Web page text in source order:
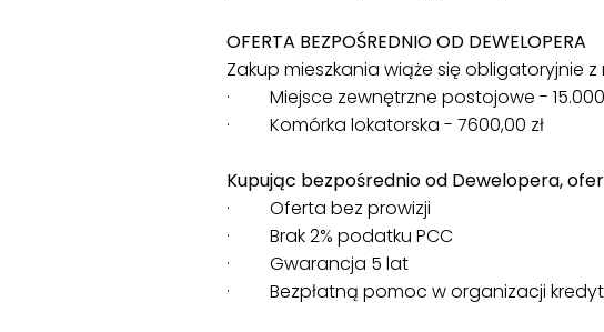
OFERTA BEZPOŚREDNIO OD DEWELOPERA
Zakup mieszkania wiąże się obligatoryjnie
· Miejsce zewnętrzne postojowe -
· Komórka lokatorska - 7600,00 zł
Kupując bezpośrednio od Dewelopera,
· Oferta bez prowizji
· Brak 2% podatku PCC
· Gwarancja 5 lat
· Bezpłatną pomoc w organizacji